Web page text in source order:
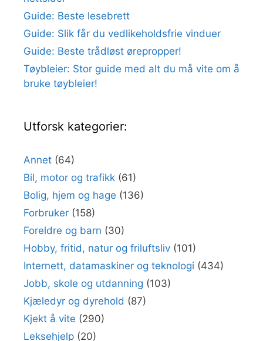
Guide: Beste lesebrett
Guide: Slik får du vedlikeholdsfrie vinduer
Guide: Beste trådløst ørepropper!
Tøybleier: Stor guide med alt du må vite om å
bruke tøybleier!
Utforsk kategorier:
Annet (64)
Bil, motor og trafikk (61)
Bolig, hjem og hage (136)
Forbruker (158)
Foreldre og barn (30)
Hobby, fritid, natur og friluftsliv (101)
Internett, datamaskiner og teknologi (434)
Jobb, skole og utdanning (103)
Kjæledyr og dyrehold (87)
Kjekt å vite (290)
Leksehjelp (20)